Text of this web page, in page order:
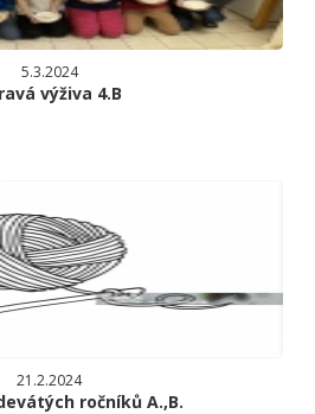
5.3.2024
výživa 4.B
21.2.2024
ročníků A.,B.